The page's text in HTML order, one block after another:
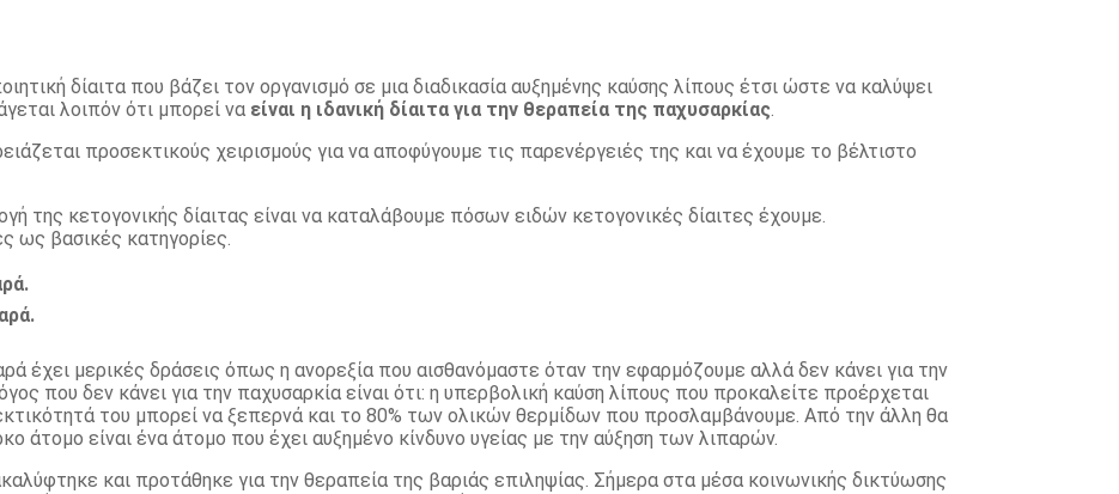
δίαιτα που βάζει τον οργανισμό σε μια διαδικασία αυξημένης καύσης λίπους έτσι ώστε να καλύψει
λοιπόν ότι μπορεί να είναι η ιδανική δίαιτα για την θεραπεία της παχυσαρκίας
προσεκτικούς χειρισμούς για να αποφύγουμε τις παρενέργειές της και να έχουμε το βέλτιστο
της κετογονικής δίαιτας είναι να καταλάβουμε πόσων ειδών κετογονικές δίαιτες έχουμε.
ως βασικές κατηγορίες.
έχει μερικές δράσεις όπως η ανορεξία που αισθανόμαστε όταν την εφαρμόζουμε αλλά δεν κάνει για την
που δεν κάνει για την παχυσαρκία είναι ότι: η υπερβολική καύση λίπους που προκαλείτε προέρχεται
του μπορεί να ξεπερνά και το 80% των ολικών θερμίδων που προσλαμβάνουμε. Από την άλλη θα
άτομο είναι ένα άτομο που έχει αυξημένο κίνδυνο υγείας με την αύξηση των λιπαρών.
και προτάθηκε για την θεραπεία της βαριάς επιληψίας. Σήμερα στα μέσα κοινωνικής δικτύωσης